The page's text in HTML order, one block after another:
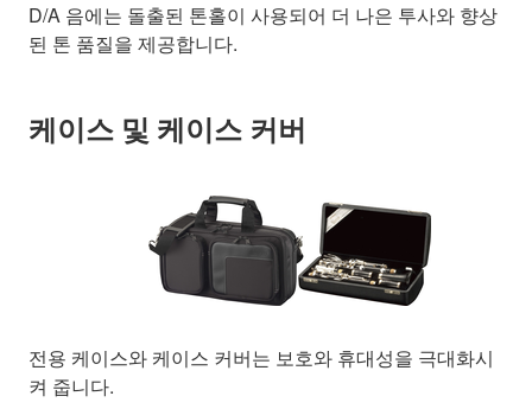
D/A 음에는 돌출된 톤홀이 사용되어 더 나은 투사와 향상
된 톤 품질을 제공합니다.
케이스 및 케이스 커버
전용 케이스와 케이스 커버는 보호와 휴대성을 극대화시
켜 줍니다.